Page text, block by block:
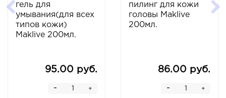
гель для
умывания(для всех
типов кожи)
Maklive 200мл.
95.00 руб.
+
-
пилинг для кожи
головы Maklive
200мл.
86.00 руб.
+
-